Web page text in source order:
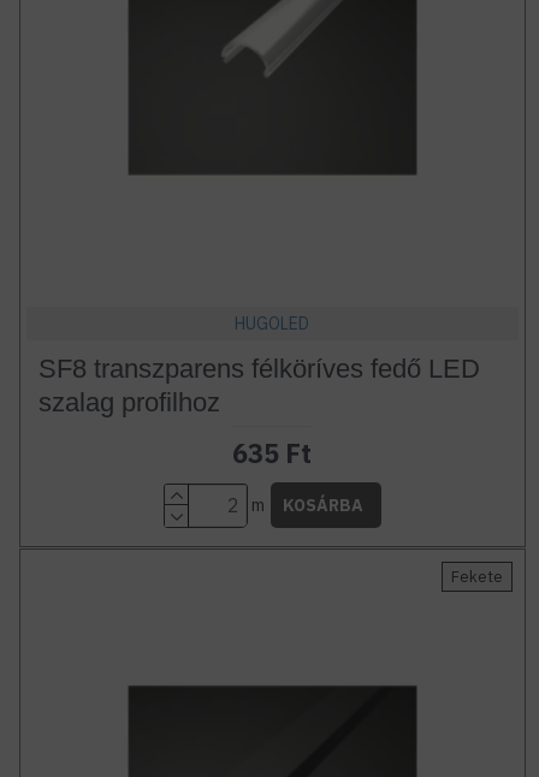
HUGOLED
SF8 transzparens félköríves fedő LED
szalag profilhoz
635 Ft
m KOSÁRBA
Fekete